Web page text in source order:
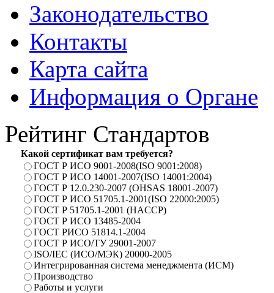
Законодательство
Контакты
Карта сайта
Информация о Органе
Рейтинг Стандартов
Какой сертификат вам требуется?
ГОСТ Р ИСО 9001-2008(ISO 9001:2008)
ГОСТ Р ИСО 14001-2007(ISO 14001:2004)
ГОСТ Р 12.0.230-2007 (OHSAS 18001-2007)
ГОСТ Р ИСО 51705.1-2001(ISO 22000:2005)
ГОСТ Р 51705.1-2001 (HACCP)
ГОСТ Р ИСО 13485-2004
ГОСТ РИСО 51814.1-2004
ГОСТ Р ИСО/ТУ 29001-2007
ISO/IEC (ИСО/МЭК) 20000-2005
Интегрированная система менеджмента (ИСМ)
Производство
Работы и услуги